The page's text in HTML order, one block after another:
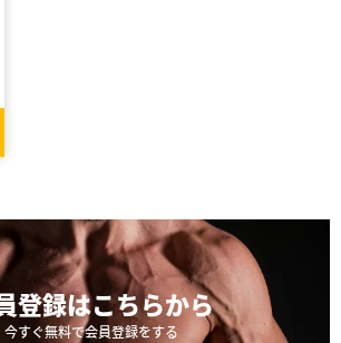
登録はこちらから
今すぐ無料で会員登録をする